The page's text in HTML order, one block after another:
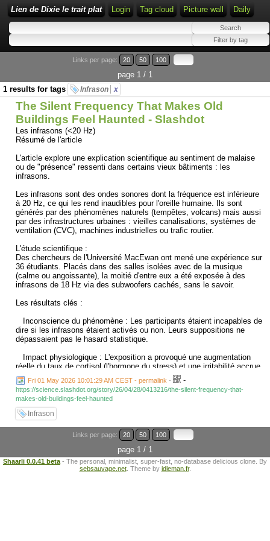
Lien de Dixie le trait plat Login Tag cloud Picture wall Daily
Links per page: 20 50 100
page 1 / 1
1 results for tags
Infrason x
The Silent Frequency That Makes Old
Buildings Feel Haunted - Slashdot
Les infrasons (<20 Hz)
Résumé de l'article
L'article explore une explication scientifique au sentiment de malaise
ou de "présence" ressenti dans certains vieux bâtiments : les
infrasons.
Les infrasons sont des ondes sonores dont la fréquence est inférieure
à 20 Hz, ce qui les rend inaudibles pour l'oreille humaine. Ils sont
générés par des phénomènes naturels (tempêtes, volcans) mais aussi
par des infrastructures urbaines : vieilles canalisations, systèmes de
ventilation (CVC), machines industrielles ou trafic routier.
L'étude scientifique :
Des chercheurs de l'Université MacEwan ont mené une expérience sur
36 étudiants. Placés dans des salles isolées avec de la musique
(calme ou angoissante), la moitié d'entre eux a été exposée à des
infrasons de 18 Hz via des subwoofers cachés, sans le savoir.
Les résultats clés :
Inconscience du phénomène : Les participants étaient incapables de
dire si les infrasons étaient activés ou non. Leurs suppositions ne
dépassaient pas le hasard statistique.
Impact physiologique : L'exposition a provoqué une augmentation
réelle du taux de cortisol (l'hormone du stress) et une irritabilité accrue.
Altération de la perception : Les personnes exposées jugeaient la
musique plus triste et manifestaient moins d'intérêt, quel que soit le
type de musique diffusé.
L'effet "hantise" : Contrairement aux théories précédentes, les
infrasons ne provoquent pas une anxiété aiguë ou une peur panique,
mais plutôt une "version acide et sourde" de l'humeur. C'est ce
sentiment d'inconfort indéfinissable, de "quelque chose qui ne va pas",
que les gens interprètent souvent comme une présence surnaturelle
lorsqu'ils se trouvent dans un vieux bâtiment.
Fri 01 May 2026 10:01:29 AM CEST - permalink - -
https://science.slashdot.org/story/26/04/28/0413216/the-silent-frequency-that-
makes-old-buildings-feel-haunted
Infrason
Links per page: 20 50 100
page 1 / 1
Shaarli 0.0.41 beta - The personal, minimalist, super-fast, no-database delicious clone. By
sebsauvage.net. Theme by idleman.fr.